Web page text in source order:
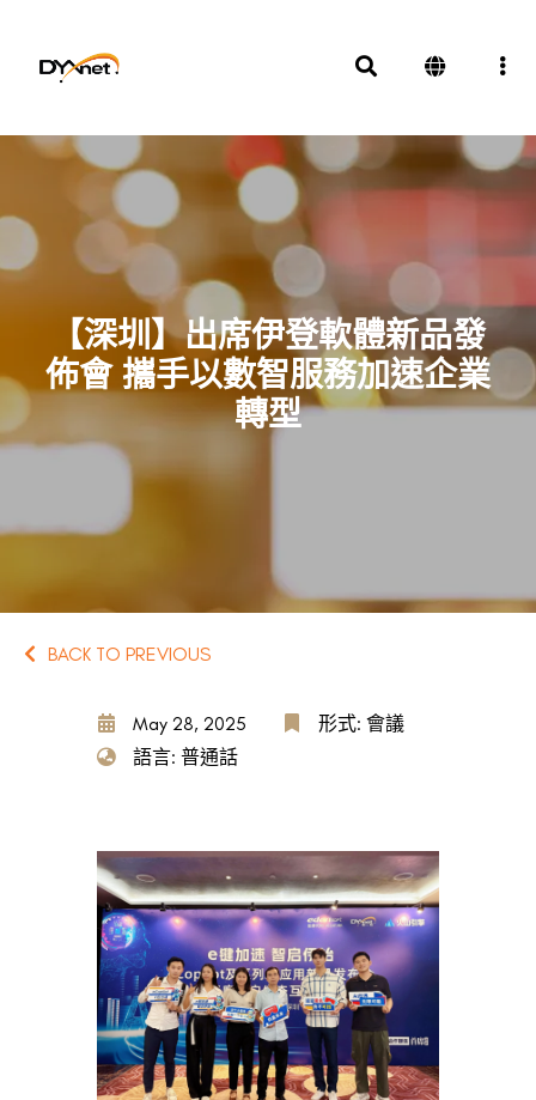
【深圳】出席伊登軟體新品發
佈會 攜手以數智服務加速企業
轉型
BACK TO PREVIOUS
May 28, 2025
語言: 普通話
形式: 會議